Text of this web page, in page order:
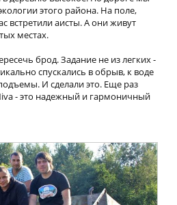
этого района. На поле,
встретили аисты. А они живут
местах.
брод. Задание не из легких -
спускались в обрыв, к воде
И сделали это. Еще раз
- это надежный и гармоничный